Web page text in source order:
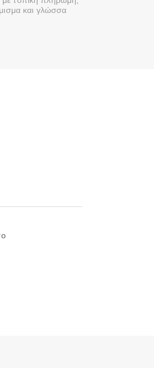
και γλώσσα